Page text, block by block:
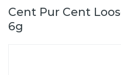
Cent Pur Cent
6g